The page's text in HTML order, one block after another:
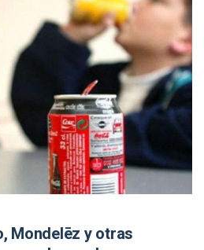
Mondelēz y otras